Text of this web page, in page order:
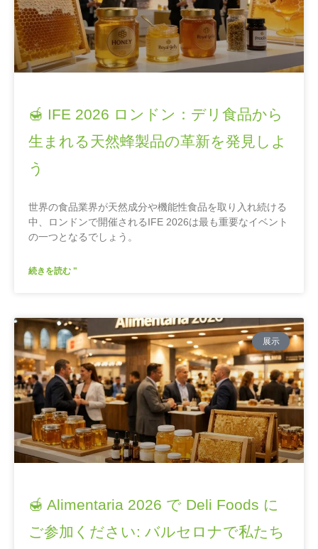
🍯 IFE 2026 ロンドン：デリ食品から
生まれる天然蜂製品の革新を発見しよ
う
世界の食品業界が天然成分や機能性食品を取り入れ続ける
中、ロンドンで開催されるIFE 2026は最も重要なイベント
の一つとなるでしょう。
続きを読む "
展示
🍯 Alimentaria 2026 で Deli Foods に
ご参加ください: バルセロナで私たち